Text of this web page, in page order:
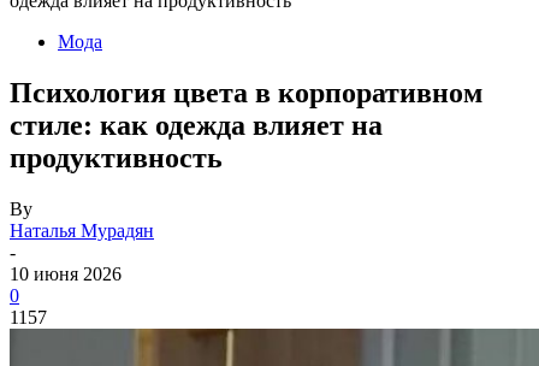
Мода
Психология цвета в корпоративном
стиле: как одежда влияет на
продуктивность
By
Наталья Мурадян
-
10 июня 2026
0
1157